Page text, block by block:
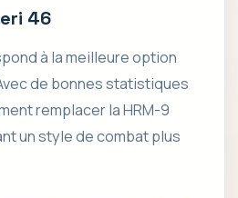
46
à la meilleure option
de bonnes statistiques
remplacer la HRM-9
un style de combat plus